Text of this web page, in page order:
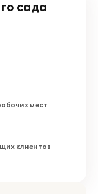
сада
мест
клиентов